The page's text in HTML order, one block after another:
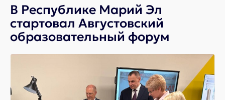
В Республике Марий Эл
стартовал Августовский
образовательный форум